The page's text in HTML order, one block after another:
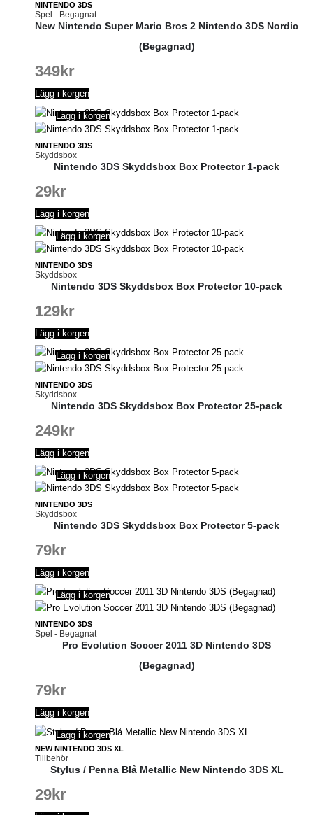
NINTENDO 3DS
Spel - Begagnat
New Nintendo Super Mario Bros 2 Nintendo 3DS Nordic
(Begagnad)
349kr
Lägg i korgen
NINTENDO 3DS
Skyddsbox
Lägg i korgen
Nintendo 3DS Skyddsbox Box Protector 1-pack
29kr
Lägg i korgen
NINTENDO 3DS
Skyddsbox
Lägg i korgen
Nintendo 3DS Skyddsbox Box Protector 10-pack
129kr
Lägg i korgen
NINTENDO 3DS
Skyddsbox
Lägg i korgen
Nintendo 3DS Skyddsbox Box Protector 25-pack
249kr
Lägg i korgen
NINTENDO 3DS
Skyddsbox
Lägg i korgen
Nintendo 3DS Skyddsbox Box Protector 5-pack
79kr
Lägg i korgen
NINTENDO 3DS
Spel - Begagnat
Lägg i korgen
Pro Evolution Soccer 2011 3D Nintendo 3DS
(Begagnad)
79kr
Lägg i korgen
NEW NINTENDO 3DS XL
Tillbehör
Lägg i korgen
Stylus / Penna Blå Metallic New Nintendo 3DS XL
29kr